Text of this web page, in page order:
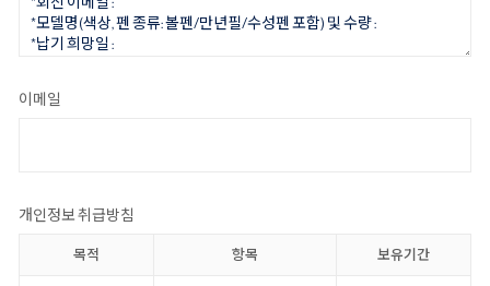
이메일
개인정보 취급방침
목적 항목 보유기간